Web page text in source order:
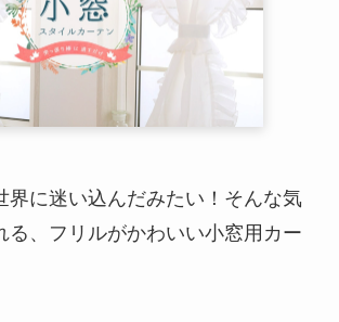
界に迷い込んだみたい！そんな気
る、フリルがかわいい小窓用カー